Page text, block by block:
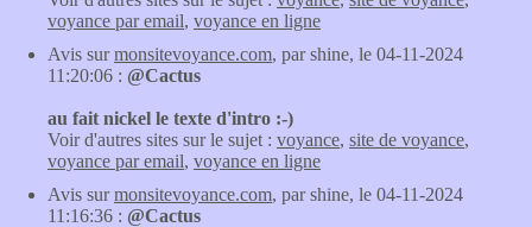
voyance par email, voyance en ligne
Avis surmonsitevoyance.com, par shine, le 04-11-2024
11:20:06 : @Cactus
au fait nickel le texte d'intro :-)
Voir d'autres sites sur le sujet : voyance, site de voyance,
voyance par email, voyance en ligne
Avis surmonsitevoyance.com, par shine, le 04-11-2024
11:16:36 : @Cactus